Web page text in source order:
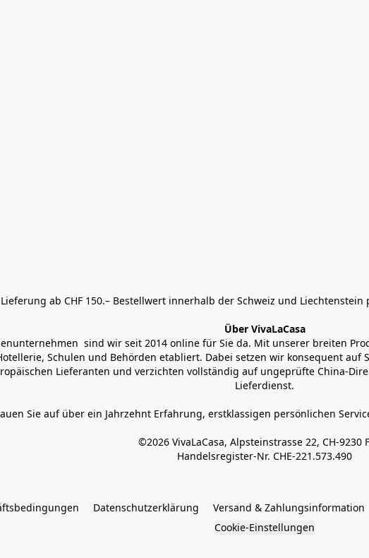
ab CHF 150.– Bestellwert innerhalb der Schweiz und Liechtenstein
Über VivaLaCasa
sind wir seit 2014 online für Sie da. Mit unserer breiten
Schulen und Behörden etabliert. Dabei setzen wir konsequent
Lieferanten und verzichten vollständig auf ungeprüfte China-
Lieferdienst.
Sie auf über ein Jahrzehnt Erfahrung, erstklassigen persönlichen
©2026 VivaLaCasa, Alpsteinstrasse 22, CH-9230
Handelsregister-Nr. CHE-221.573.490
Datenschutzerklärung Versand & Zahlungsinformation
Cookie-Einstellungen